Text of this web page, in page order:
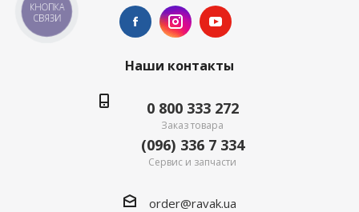
Наши контакты
0 800 333 272
Заказ товара
(096) 336 7 334
Сервис и запчасти
order@ravak.ua
КНОПКА
СВЯЗИ